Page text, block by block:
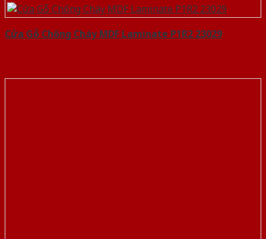
Cửa Gỗ Chống Cháy MDF Laminate P1R2 23029